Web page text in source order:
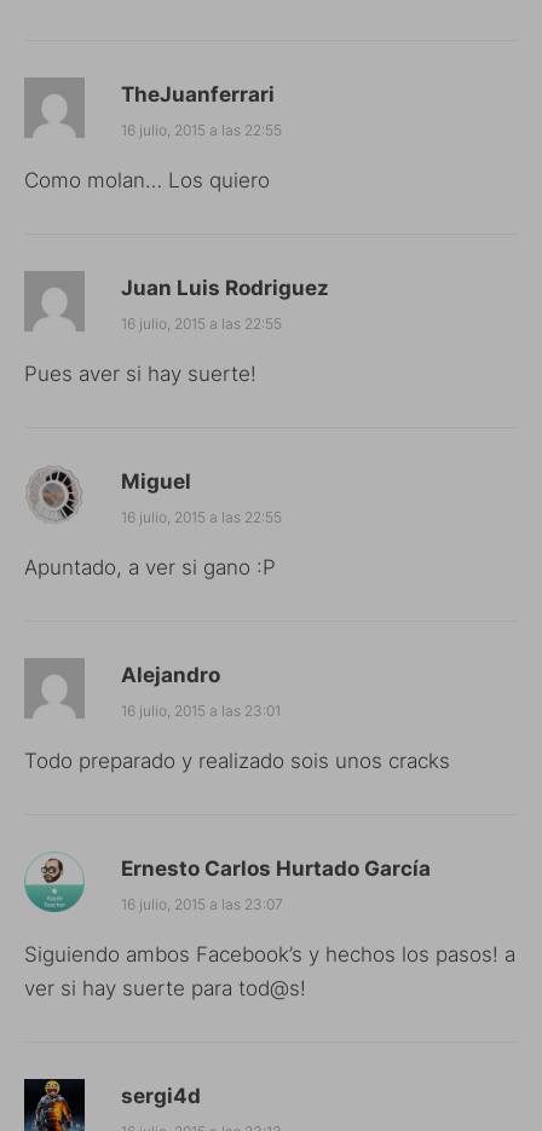
TheJuanferrari
16 julio, 2015 a las 22:55
Como molan… Los quiero
Juan Luis Rodriguez
16 julio, 2015 a las 22:55
Pues aver si hay suerte!
Miguel
16 julio, 2015 a las 22:55
Apuntado, a ver si gano :P
Alejandro
16 julio, 2015 a las 23:01
Todo preparado y realizado sois unos cracks
Ernesto Carlos Hurtado García
16 julio, 2015 a las 23:07
Siguiendo ambos Facebook’s y hechos los pasos! a
ver si hay suerte para tod@s!
sergi4d